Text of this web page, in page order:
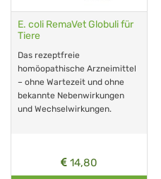
E. coli RemaVet Globuli für
Tiere
Das rezeptfreie
homöopathische Arzneimittel
– ohne Wartezeit und ohne
bekannte Nebenwirkungen
und Wechselwirkungen.
14,80